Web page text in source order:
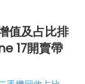
值及占比排
17開賣帶